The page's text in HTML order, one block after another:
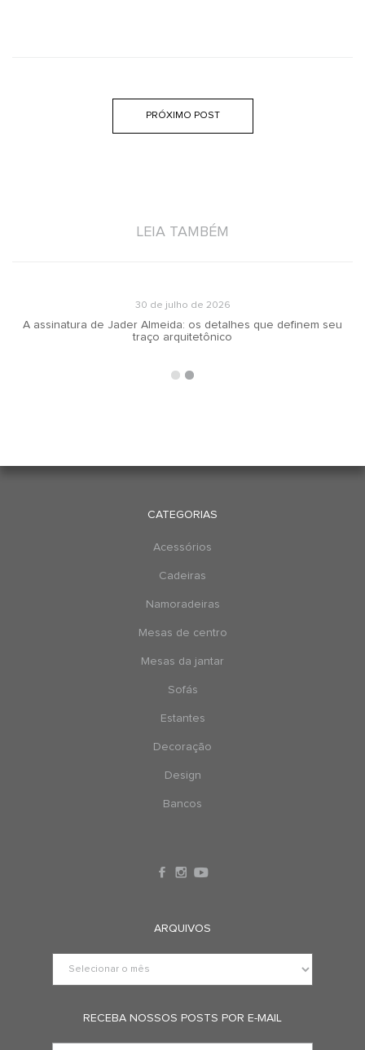
PRÓXIMO POST
LEIA TAMBÉM
30 de julho de 2026
A assinatura de Jader Almeida: os detalhes que definem seu
traço arquitetônico
CATEGORIAS
Acessórios
Cadeiras
Namoradeiras
Mesas de centro
Mesas da jantar
Sofás
Estantes
Decoração
Design
Bancos
ARQUIVOS
RECEBA NOSSOS POSTS POR E-MAIL